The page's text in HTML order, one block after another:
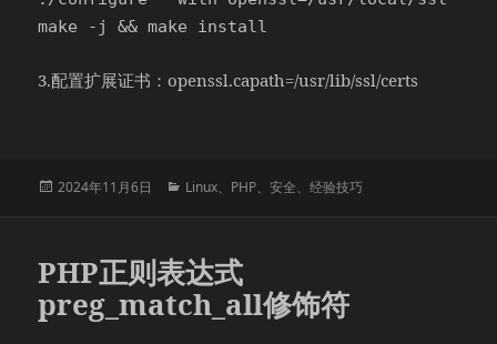
make -j && make install
3.配置扩展证书：openssl.capath=/usr/lib/ssl/certs
发
2024年11月6日
分
Linux、 PHP、安全、经验技巧
PHP正则表达式
preg_match_all修饰符